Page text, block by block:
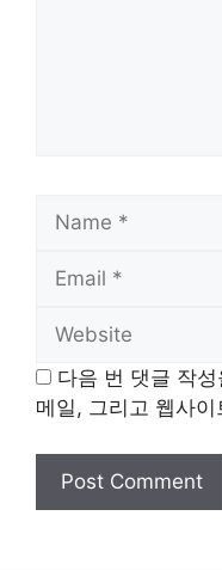
Name
Email
Website
다음 번 댓글 작
메일, 그리고 웹사